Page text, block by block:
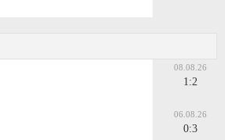
08.08.26
1:2
06.08.26
0:3